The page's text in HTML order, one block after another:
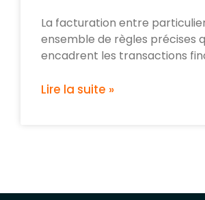
La facturation entre
ensemble de règles précises
encadrent les transactions
Lire la suite »